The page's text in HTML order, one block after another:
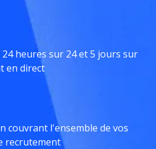
heures sur 24 et 5 jours sur
en direct
couvrant l'ensemble de vos
recrutement